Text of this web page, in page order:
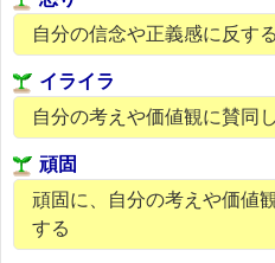
自分の信念や正義感に反す
イライラ
自分の考えや価値観に賛同
頑固
頑固に、自分の考えや価値
する